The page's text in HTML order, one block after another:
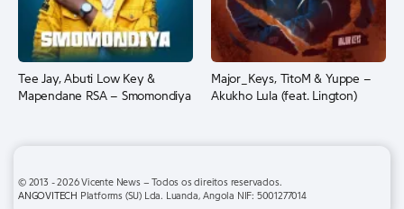
Tee Jay, Abuti Low Key &
Mapendane RSA – Smomondiya
Major_Keys, TitoM & Yuppe –
Akukho Lula (feat. Lington)
© 2013 - 2026 Vicente News – Todos os direitos reservados.
ANGOVITECH
Platforms (SU) Lda. Luanda, Angola NIF: 5001277014